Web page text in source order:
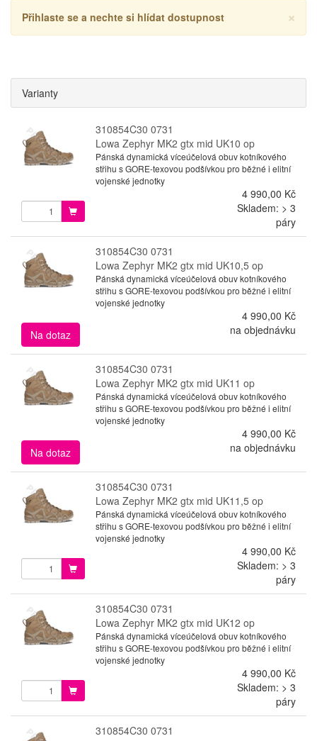
×
Přihlaste se a nechte si hlídat dostupnost
Varianty
310854C30 0731
Lowa Zephyr MK2 gtx mid UK10 op
Pánská dynamická víceúčelová obuv kotníkového
střihu s GORE-texovou podšívkou pro běžné i elitní
vojenské jednotky
4 990,00 Kč
Skladem: > 3
páry
310854C30 0731
Lowa Zephyr MK2 gtx mid UK10,5 op
Pánská dynamická víceúčelová obuv kotníkového
střihu s GORE-texovou podšívkou pro běžné i elitní
vojenské jednotky
4 990,00 Kč
Na dotaz
na objednávku
310854C30 0731
Lowa Zephyr MK2 gtx mid UK11 op
Pánská dynamická víceúčelová obuv kotníkového
střihu s GORE-texovou podšívkou pro běžné i elitní
vojenské jednotky
4 990,00 Kč
Na dotaz
na objednávku
310854C30 0731
Lowa Zephyr MK2 gtx mid UK11,5 op
Pánská dynamická víceúčelová obuv kotníkového
střihu s GORE-texovou podšívkou pro běžné i elitní
vojenské jednotky
4 990,00 Kč
Skladem: > 3
páry
310854C30 0731
Lowa Zephyr MK2 gtx mid UK12 op
Pánská dynamická víceúčelová obuv kotníkového
střihu s GORE-texovou podšívkou pro běžné i elitní
vojenské jednotky
4 990,00 Kč
Skladem: > 3
páry
310854C30 0731